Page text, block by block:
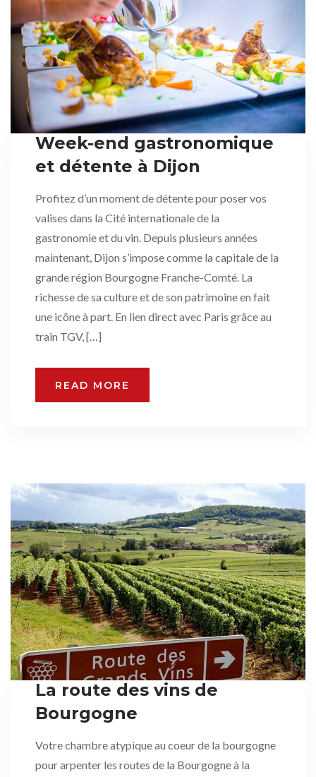
Week-end gastronomique
et détente à Dijon
Profitez d’un moment de détente pour poser vos
valises dans la Cité internationale de la
gastronomie et du vin. Depuis plusieurs années
maintenant, Dijon s’impose comme la capitale de la
grande région Bourgogne Franche-Comté. La
richesse de sa culture et de son patrimoine en fait
une icône à part. En lien direct avec Paris grâce au
train TGV, […]
READ MORE
La route des vins de
Bourgogne
Votre chambre atypique au coeur de la bourgogne
pour arpenter les routes de la Bourgogne à la